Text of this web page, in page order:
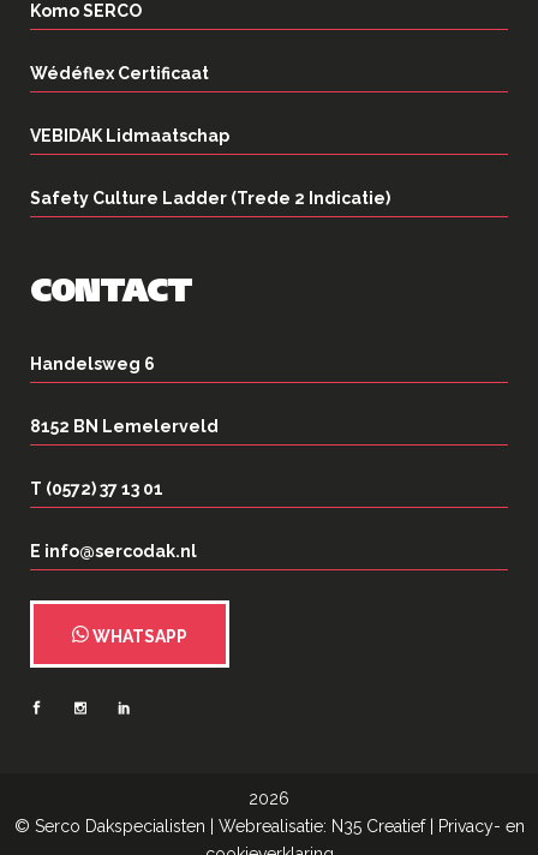
Komo SERCO
Wédéflex Certificaat
VEBIDAK Lidmaatschap
Safety Culture Ladder (Trede 2 Indicatie)
CONTACT
Handelsweg 6
8152 BN Lemelerveld
T (0572) 37 13 01
E info@sercodak.nl
WHATSAPP
2026
© Serco Dakspecialisten | Webrealisatie: N35 Creatief|
Privacy- en